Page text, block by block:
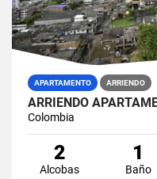
APARTAMENTO ARRIENDO
Colombia
2
Alcobas
1
Baño